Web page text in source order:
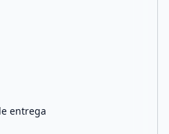
entrega